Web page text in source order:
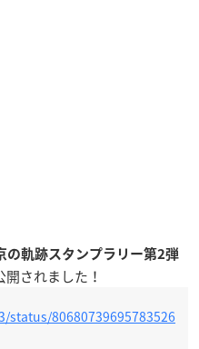
の軌跡スタンプラリー第2弾
されました！
80680739695783526